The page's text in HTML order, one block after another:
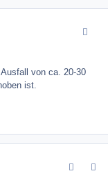
von ca. 20-30
ist.